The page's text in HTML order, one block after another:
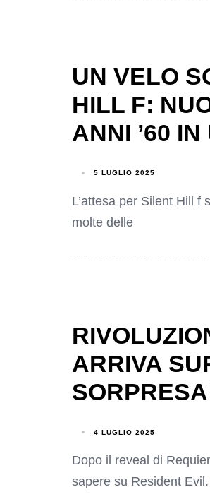
UN VELO
HILL F:
ANNI ’60
5 LUGLIO 2025
L’attesa per Silent Hill
molte delle
ARRIVA
4 LUGLIO 2025
Dopo il reveal di
sapere su Resident